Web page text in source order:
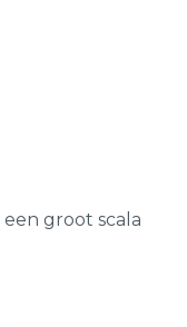
groot scala